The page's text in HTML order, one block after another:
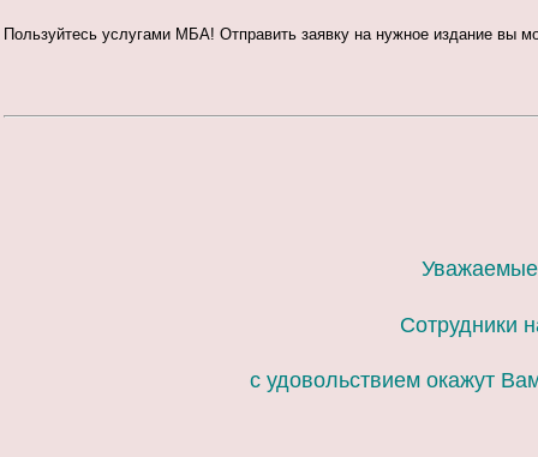
Пользуйтесь услугами МБА! Отправить заявку на нужное издание вы
Уважаемые
Сотрудники
с удовольствием окажут